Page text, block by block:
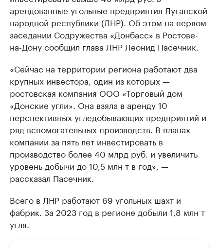
арендованные угольные предприятия Луганской
народной республики (ЛНР). Об этом на первом
заседании Содружества «Донбасс» в Ростове-
на-Дону сообщил глава ЛНР Леонид Пасечник.
«Сейчас на территории региона работают два
крупных инвестора, один из которых —
ростовская компания ООО «Торговый дом
«Донские угли». Она взяла в аренду 10
перспективных угледобывающих предприятий и
ряд вспомогательных производств. В планах
компании за пять лет инвестировать в
производство более 40 млрд руб. и увеличить
уровень добычи до 10,5 млн т в год», —
рассказал Пасечник.
Всего в ЛНР работают 69 угольных шахт и
фабрик. За 2023 год в регионе добыли 1,8 млн т
угля.